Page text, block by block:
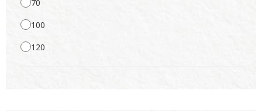
70
100
120